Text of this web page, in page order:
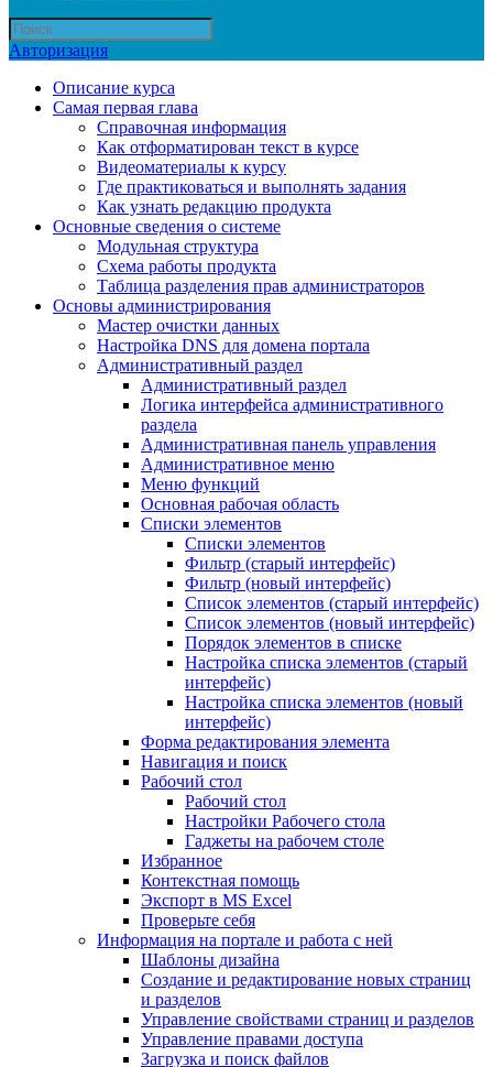
Авторизация
Описание курса
Самая первая глава
Справочная информация
Как отформатирован текст в курсе
Видеоматериалы к курсу
Где практиковаться и выполнять задания
Как узнать редакцию продукта
Основные сведения о системе
Модульная структура
Схема работы продукта
Таблица разделения прав администраторов
Основы администрирования
Мастер очистки данных
Настройка DNS для домена портала
Административный раздел
Административный раздел
Логика интерфейса административного
раздела
Административная панель управления
Административное меню
Меню функций
Основная рабочая область
Списки элементов
Списки элементов
Фильтр (старый интерфейс)
Фильтр (новый интерфейс)
Список элементов (старый интерфейс)
Список элементов (новый интерфейс)
Порядок элементов в списке
Настройка списка элементов (старый
интерфейс)
Настройка списка элементов (новый
интерфейс)
Форма редактирования элемента
Навигация и поиск
Рабочий стол
Рабочий стол
Настройки Рабочего стола
Гаджеты на рабочем столе
Избранное
Контекстная помощь
Экспорт в MS Excel
Проверьте себя
Информация на портале и работа с ней
Шаблоны дизайна
Создание и редактирование новых страниц
и разделов
Управление свойствами страниц и разделов
Управление правами доступа
Загрузка и поиск файлов